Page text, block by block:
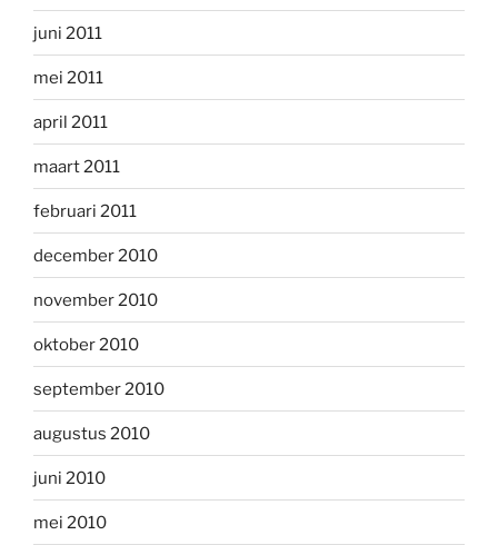
juni 2011
mei 2011
april 2011
maart 2011
februari 2011
december 2010
november 2010
oktober 2010
september 2010
augustus 2010
juni 2010
mei 2010